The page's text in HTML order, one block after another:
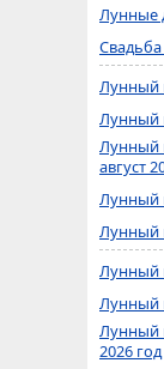
Лунные
Свадьба
Лунный
Лунный
Лунный
август
Лунный
Лунный
Лунный
Лунный
Лунный
2026 год